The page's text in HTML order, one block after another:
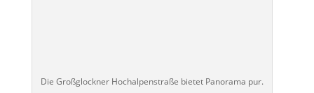
Die Großglockner Hochalpenstraße bietet Panorama pur.